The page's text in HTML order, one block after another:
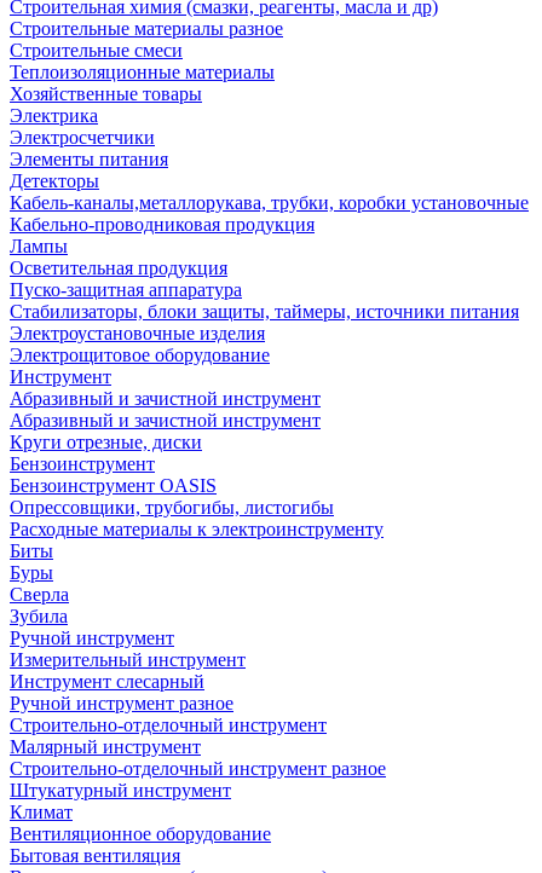
Строительная химия (смазки, реагенты, масла и др)
Строительные материалы разное
Строительные смеси
Теплоизоляционные материалы
Хозяйственные товары
Электрика
Электросчетчики
Элементы питания
Детекторы
Кабель-каналы,металлорукава, трубки, коробки установочные
Кабельно-проводниковая продукция
Лампы
Осветительная продукция
Пуско-защитная аппаратура
Стабилизаторы, блоки защиты, таймеры, источники питания
Электроустановочные изделия
Электрощитовое оборудование
Инструмент
Абразивный и зачистной инструмент
Абразивный и зачистной инструмент
Круги отрезные, диски
Бензоинструмент
Бензоинструмент OASIS
Опрессовщики, трубогибы, листогибы
Расходные материалы к электроинструменту
Биты
Буры
Сверла
Зубила
Ручной инструмент
Измерительный инструмент
Инструмент слесарный
Ручной инструмент разное
Строительно-отделочный инструмент
Малярный инструмент
Строительно-отделочный инструмент разное
Штукатурный инструмент
Климат
Вентиляционное оборудование
Бытовая вентиляция